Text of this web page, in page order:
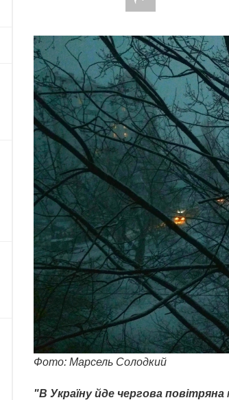
Фото: Марсель Солодкий
"В Україну йде чергова